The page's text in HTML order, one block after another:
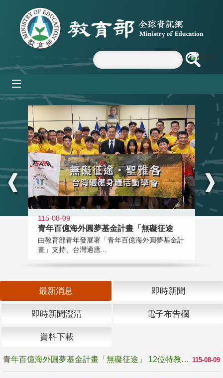
跳到主要內容區塊
:::
115-08-09
青年百億海外圓夢基金計畫「無礙征途
由教育部青年發展署「青年百億海外圓夢基金計
畫」支持、台灣適應...
最新消息 即時新聞
即時新聞澄清 電子布告欄
資料下載
115-08-09
青年百億海外圓夢基金計畫「無礙征途」 12位特教與弱勢青年勇闖西班牙 跨越感官限制見證生命蛻變